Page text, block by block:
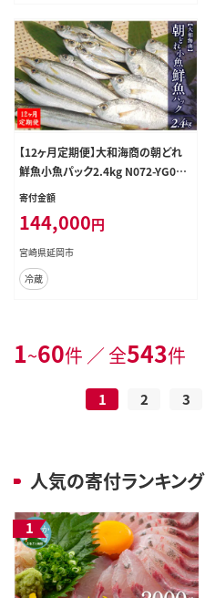
【12ヶ月定期便】大和海商の朝どれ
鮮魚小魚パック2.4kg N072-YG018
0
寄付金額
144,000円
宮崎県延岡市
冷蔵
1~60件 ／ 全543件
1 2 3
人気の寄付ランキング